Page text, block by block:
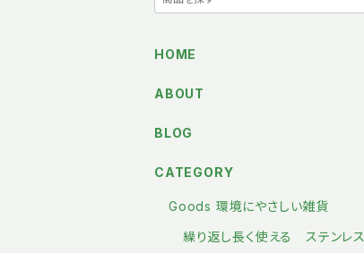
HOME
ABOUT
BLOG
CATEGORY
Goods 環境にやさしい雑貨
繰り返し長く使える ステンレス